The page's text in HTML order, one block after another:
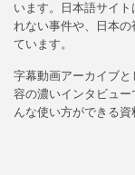
います。日本語サイ
れない事件や、日本
ています。
字幕動画アーカイブ
容の濃いインタビュ
んな使い方ができる資